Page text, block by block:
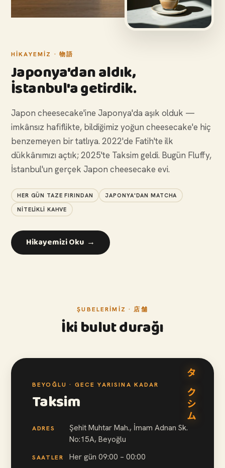
HIKAYEMIZ · 物語
Japonya'dan aldık,
İstanbul'a getirdik.
Japon cheesecake'ine Japonya'da aşık olduk —
imkânsız hafiflikte, bildiğimiz yoğun cheesecake'e hiç
benzemeyen bir tatlıya. 2022'de Fatih'te ilk
dükkânımızı açtık; 2025'te Taksim geldi. Bugün Fluffy,
İstanbul'un gerçek Japon cheesecake evi.
HER GÜN TAZE FIRINDAN
JAPONYA'DAN MATCHA
NITELIKLI KAHVE
Hikayemizi Oku →
ŞUBELERIMIZ · 店舗
İki bulut durağı
タクシム
BEYOĞLU · GECE YARISINA KADAR
Taksim
ADRES
Şehit Muhtar Mah., İmam Adnan Sk.
No:15A, Beyoğlu
SAATLER Her gün 09:00 – 00:00